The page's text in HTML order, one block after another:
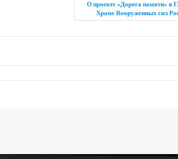
О проекте «Дорога памяти» в
Храме Вооруженных сил